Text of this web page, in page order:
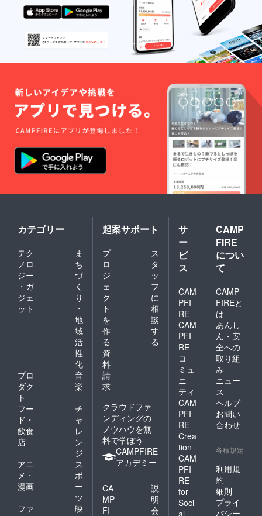
カテゴリー
テク
ノロ
ジー
・ガ
ジェ
ット
ま
ち
づ
く
り
・
地
域
活
性
化
プロ
ダク
ト
音
楽
フー
ド・
飲食
店
チ
ャ
レ
ン
ジ
アニ
メ・
漫画
ス
ポ
ー
ツ
ファ
映
起案サポート
プ
ロ
ジ
ェ
ク
ト
を
作
る
ス
タ
ッ
フ
に
相
談
す
る
資
料
請
求
クラウドファ
ンディングの
ノウハウを無
料で学ぼう
CAMPFIRE
アカデミー
CA
MP
FI
説
明
会
サ
ー
ビ
ス
CAM
PFI
RE
CAM
PFI
RE
コ
ミュ
ニ
ティ
CAM
PFI
RE
Crea
tion
CAM
PFI
RE
for
Soci
al
CAMP
FIRE
につい
て
CAMP
FIREと
は
あんし
ん・安
全への
取り組
み
ニュー
ス
ヘルプ
お問い
合わせ
各種規定
利用規
約
細則
プライ
バシー